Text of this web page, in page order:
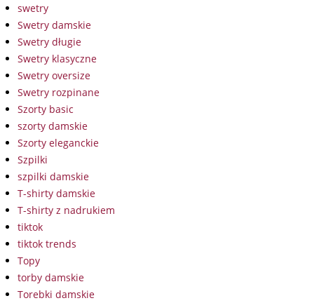
swetry
Swetry damskie
Swetry długie
Swetry klasyczne
Swetry oversize
Swetry rozpinane
Szorty basic
szorty damskie
Szorty eleganckie
Szpilki
szpilki damskie
T-shirty damskie
T-shirty z nadrukiem
tiktok
tiktok trends
Topy
torby damskie
Torebki damskie